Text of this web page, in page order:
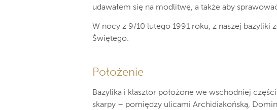
udawałem się na modlitwę, a także aby
W nocy z 9/10 lutego 1991 roku, z naszej bazyliki
Świętego.
Położenie
Bazylika i klasztor położone we wschodniej
skarpy – pomiędzy ulicami Archidiakońską,